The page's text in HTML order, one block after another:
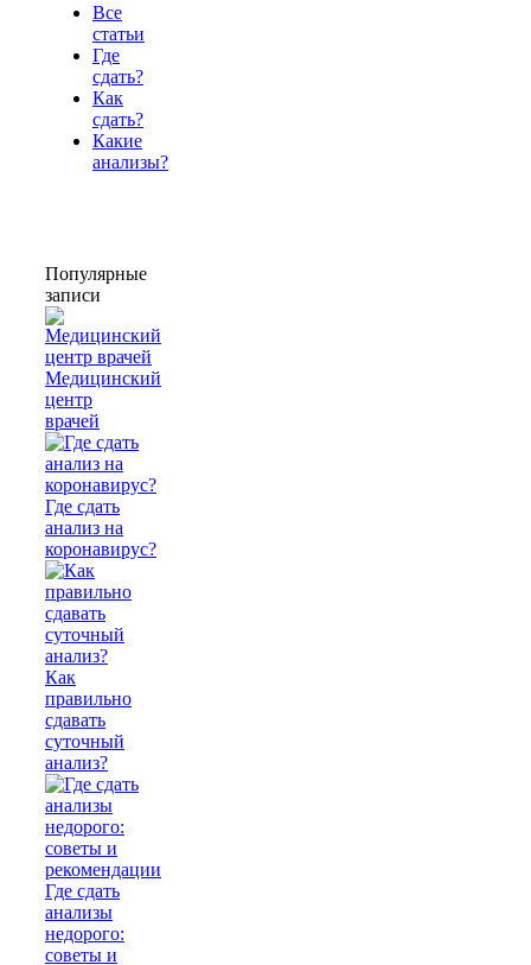
Все
статьи
Где
сдать?
Как
сдать?
Какие
анализы?
Популярные
записи
Медицинский
центр
врачей
Где сдать
анализ на
коронавирус?
Как
правильно
сдавать
суточный
анализ?
Где сдать
анализы
недорого:
советы и